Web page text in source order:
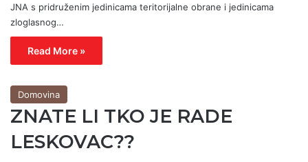
JNA s pridruženim jedinicama teritorijalne obrane i jedinicama
zloglasnog…
Read More »
Domovina
ZNATE LI TKO JE RADE
LESKOVAC??